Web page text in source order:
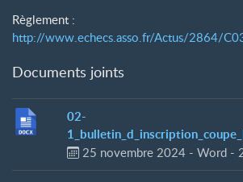
Règlement :
http://www.echecs.asso.fr/Actus/2864/
Documents joints
02-
25 novembre 2024 - Word-